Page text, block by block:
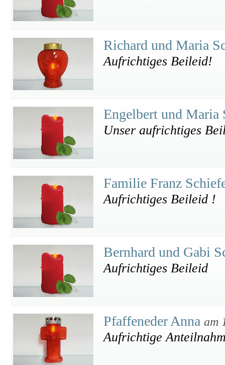
Richard und Maria
Aufrichtiges Beileid!
Engelbert und
Unser aufrichtiges
Familie Franz
Aufrichtiges Beileid !
Bernhard und Gabi
Aufrichtiges Beileid
Pfaffeneder Anna am
Aufrichtige